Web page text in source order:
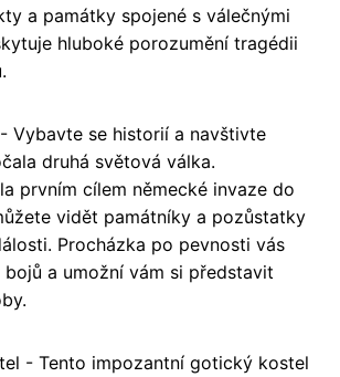
a památky spojené s válečnými
hluboké porozumění tragédii
Vybavte se historií a navštivte
druhá světová válka.
prvním cílem německé invaze do
vidět památníky a pozůstatky
Procházka po pevnosti vás
a umožní vám si představit
- Tento impozantní gotický kostel